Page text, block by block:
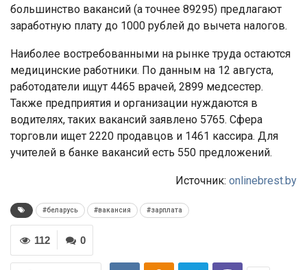
большинство вакансий (а точнее 89295) предлагают
заработную плату до 1000 рублей до вычета налогов.
Наиболее востребованными на рынке труда остаются
медицинские работники. По данным на 12 августа,
работодатели ищут 4465 врачей, 2899 медсестер.
Также предприятия и организации нуждаются в
водителях, таких вакансий заявлено 5765. Сфера
торговли ищет 2220 продавцов и 1461 кассира. Для
учителей в банке вакансий есть 550 предложений.
Источник: onlinebrest.by
#беларусь #вакансия #зарплата
0
112